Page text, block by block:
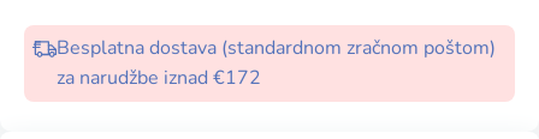
Besplatna dostava (standardnom zračnom poštom)
za narudžbe iznad €172